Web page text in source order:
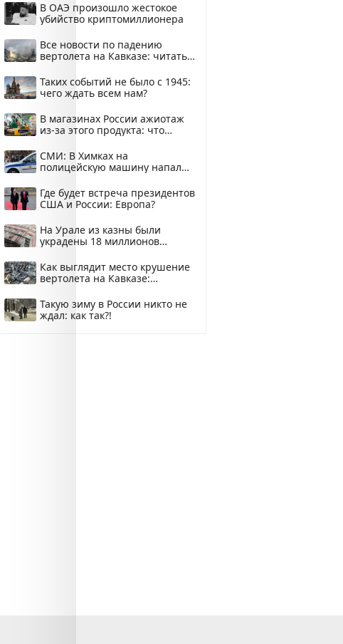
В ОАЭ произошло жестокое
убийство криптомиллионера
Все новости по падению
вертолета на Кавказе: читать
Таких событий не было с 1945:
чего ждать всем нам?
В магазинах России ажиотаж
из-за этого продукта: что
СМИ: В Химках на
полицейскую машину напали
Где будет встреча президентов
США и России: Европа?
На Урале из казны были
украдены 18 миллионов
Как выглядит место крушение
вертолета на Кавказе:
Такую зиму в России никто не
ждал: как так?!